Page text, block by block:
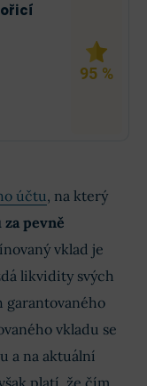
95 %
účtu, na který
pevně
vklad je
likvidity svých
garantovaného
vkladu se
a na aktuální